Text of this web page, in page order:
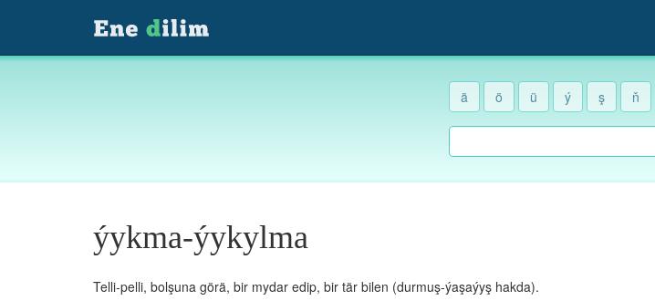
ä ö ü ý ş ň
ýykma-ýykylma
Telli-pelli, bolşuna görä, bir mydar edip, bir tär bilen (durmuş-ýaşaýyş hakda).